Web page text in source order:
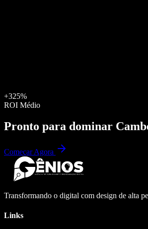
+325%
ROI Médio
Pronto para dominar
Começar Agora
Transformando o digital com design de alta
Links